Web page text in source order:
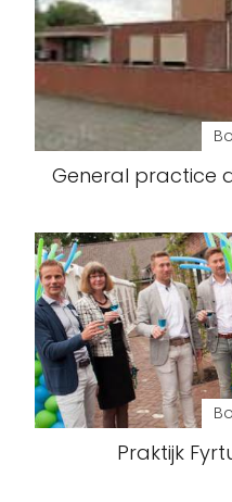
General practice
Praktijk